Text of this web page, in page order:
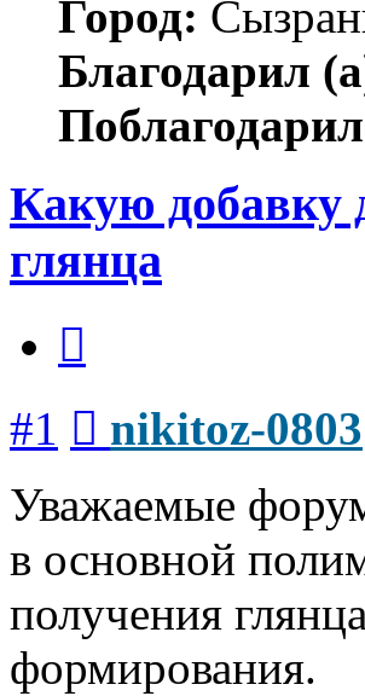
Город:
Благодарил
Какую добавку
глянца
#1 nikitoz-0803
Уважаемые
в основной
получения
формирования.